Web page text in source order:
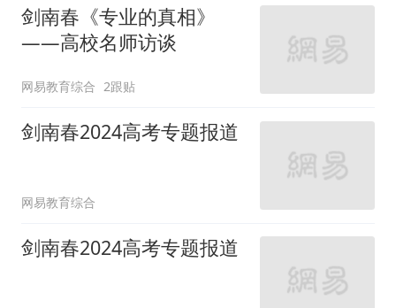
剑南春《专业的真相》
——高校名师访谈
网易教育综合 2跟贴
剑南春2024高考专题报道
网易教育综合
剑南春2024高考专题报道